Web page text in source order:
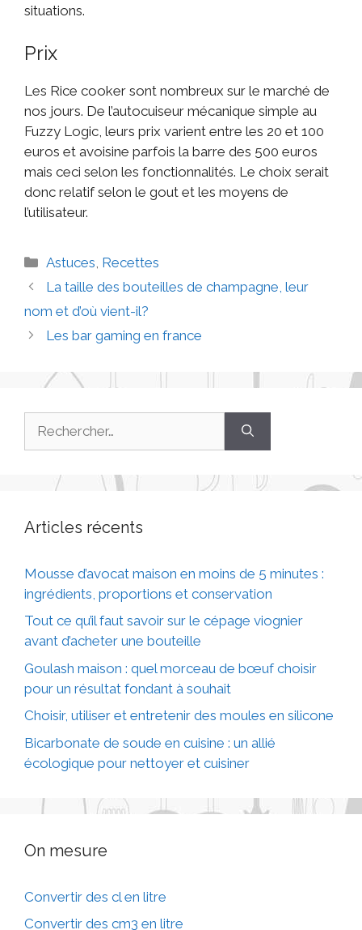
situations.
Prix
Les Rice cooker sont nombreux sur le marché de
nos jours. De l’autocuiseur mécanique simple au
Fuzzy Logic, leurs prix varient entre les 20 et 100
euros et avoisine parfois la barre des 500 euros
mais ceci selon les fonctionnalités. Le choix serait
donc relatif selon le gout et les moyens de
l’utilisateur.
Astuces Recettes
La taille des bouteilles de champagne, leur
nom et d’où vient-il?
Les bar gaming en france
Articles récents
Mousse d’avocat maison en moins de 5 minutes :
ingrédients, proportions et conservation
Tout ce qu’il faut savoir sur le cépage viognier
avant d’acheter une bouteille
Goulash maison : quel morceau de bœuf choisir
pour un résultat fondant à souhait
Choisir, utiliser et entretenir des moules en silicone
Bicarbonate de soude en cuisine : un allié
écologique pour nettoyer et cuisiner
On mesure
Convertir des cl en litre
Convertir des cm3 en litre